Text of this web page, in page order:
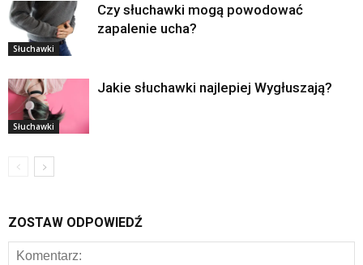
Słuchawki
Czy słuchawki mogą powodować
zapalenie ucha?
Słuchawki
Jakie słuchawki najlepiej Wygłuszają?
ZOSTAW ODPOWIEDŹ